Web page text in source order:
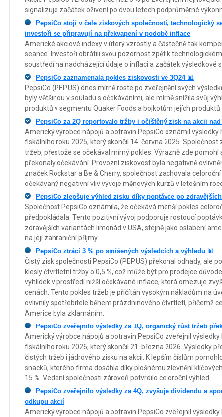
signalizuje začátek oživení po dvou letech podprůměrné
PepsiCo stojí v čele ziskových společností, technologický
investoři se připravují na překvapení v podobě inflace
Americké akciové indexy v úterý vzrostly a částečně tak
seance. Investoři obrátili svou pozornost zpět k
soustředí na nadcházející údaje o inflaci a začátek výsledkové
PepsiCo zaznamenala pokles ziskovosti ve 3Q24 📊
PepsiCo (PEP.US) dnes mírně roste po zveřejnění svých
byly většinou v souladu s očekáváními, ale mírně snížila svůj
produktů v segmentu Quaker Foods a bojkotům jejích produktů
PepsiCo za 2Q reportovalo tržby i očištěný zisk na akcii
Americký výrobce nápojů a potravin PepsiCo oznámil
fiskálního roku 2025, který skončil 14. června 2025.
tržeb, přestože se očekával mírný pokles. Výrazně zde pomohl
překonaly očekávání. Provozní ziskovost byla negativně
značek Rockstar a Be & Cherry, společnost zachovala
očekávaný negativní vliv vývoje měnových kurzů v letošním
PepsiCo zlepšuje výhled zisku díky poptávce po
Společnost PepsiCo oznámila, že očekává menší pokles
předpokládala. Tento pozitivní vývoj podporuje rostoucí
zdravějších variantách limonád v USA, stejně jako oslabení
na její zahraniční příjmy.
PepsiCo ztrácí 3 % po smíšených výsledcích a výhledu 📊
Čistý zisk společnosti PepsiCo (PEP.US) překonal odhady, ale
klesly čtvrtletní tržby o 0,5 %, což může být pro prodejce
vyhlídek v prostředí nižší očekávané inflace, která omezuje
cenách. Tento pokles tržeb je přičítán vysokým nákladům na
ovlivnily spotřebitele během prázdninového čtvrtletí, přičemž
Americe byla zklamáním.
PepsiCo zveřejnilo výsledky za 1Q, organický růst tržeb
Americký výrobce nápojů a potravin PepsiCo zveřejnil
fiskálního roku 2026, který skončil 21. března 2026. Výsledky
čistých tržeb i jádrového zisku na akcii. K lepším číslům
snacků, kterého firma dosáhla díky plošnému zlevnění
15 %. Vedení společnosti zároveň potvrdilo celoroční výhled.
PepsiCo zveřejnilo výsledky za 4Q, zvyšuje dividendu a
odkupu akcií
Americký výrobce nápojů a potravin PepsiCo zveřejnil